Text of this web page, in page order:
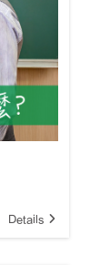
Details